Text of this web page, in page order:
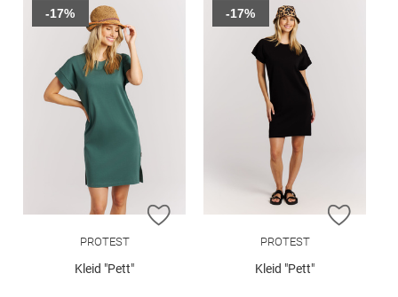
ZUR WUNSCHLISTE HINZUFÜGEN
PROTEST
Kleid "Pett"
-17%
ZUR
PROTEST
Kleid "Pett"
-17%